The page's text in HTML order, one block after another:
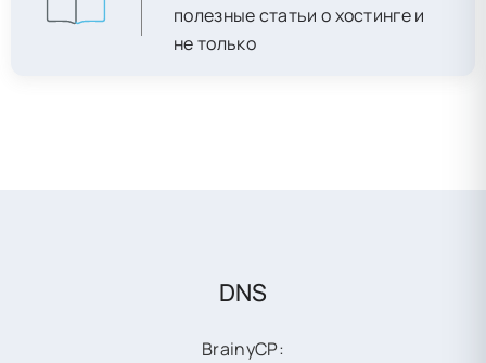
полезные статьи о хостинге и
не только
DNS
BrainyCP: